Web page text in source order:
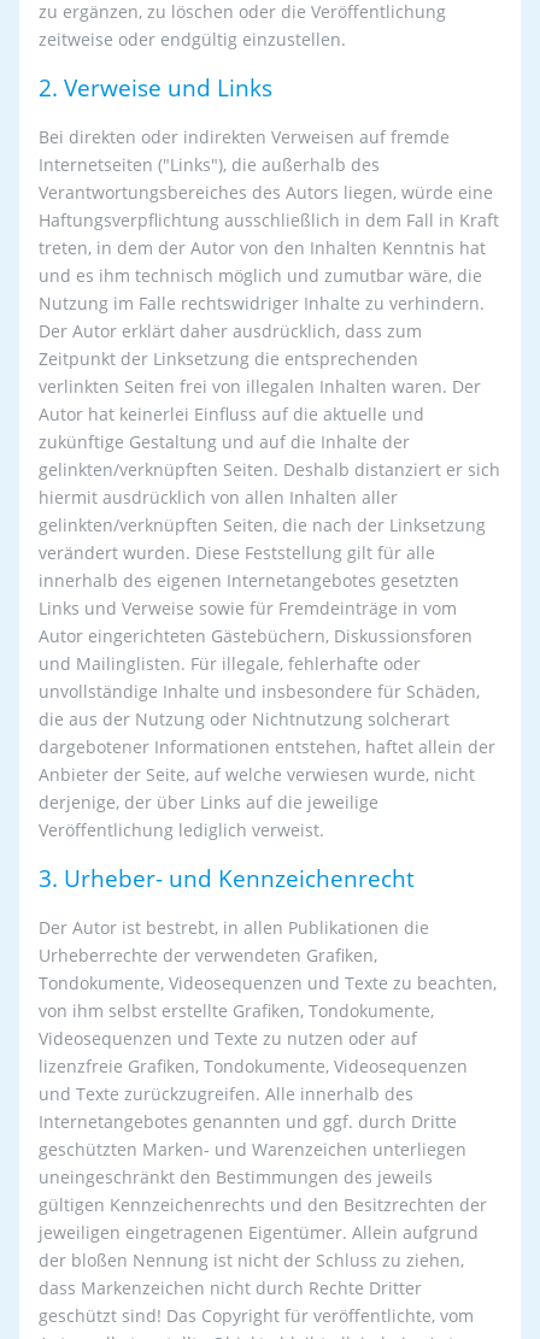
zu ergänzen, zu löschen oder die Veröffentlichung
zeitweise oder endgültig einzustellen.
2. Verweise und Links
Bei direkten oder indirekten Verweisen auf fremde
Internetseiten ("Links"), die außerhalb des
Verantwortungsbereiches des Autors liegen, würde eine
Haftungsverpflichtung ausschließlich in dem Fall in Kraft
treten, in dem der Autor von den Inhalten Kenntnis hat
und es ihm technisch möglich und zumutbar wäre, die
Nutzung im Falle rechtswidriger Inhalte zu verhindern.
Der Autor erklärt daher ausdrücklich, dass zum
Zeitpunkt der Linksetzung die entsprechenden
verlinkten Seiten frei von illegalen Inhalten waren. Der
Autor hat keinerlei Einfluss auf die aktuelle und
zukünftige Gestaltung und auf die Inhalte der
gelinkten/verknüpften Seiten. Deshalb distanziert er sich
hiermit ausdrücklich von allen Inhalten aller
gelinkten/verknüpften Seiten, die nach der Linksetzung
verändert wurden. Diese Feststellung gilt für alle
innerhalb des eigenen Internetangebotes gesetzten
Links und Verweise sowie für Fremdeinträge in vom
Autor eingerichteten Gästebüchern, Diskussionsforen
und Mailinglisten. Für illegale, fehlerhafte oder
unvollständige Inhalte und insbesondere für Schäden,
die aus der Nutzung oder Nichtnutzung solcherart
dargebotener Informationen entstehen, haftet allein der
Anbieter der Seite, auf welche verwiesen wurde, nicht
derjenige, der über Links auf die jeweilige
Veröffentlichung lediglich verweist.
3. Urheber- und Kennzeichenrecht
Der Autor ist bestrebt, in allen Publikationen die
Urheberrechte der verwendeten Grafiken,
Tondokumente, Videosequenzen und Texte zu beachten,
von ihm selbst erstellte Grafiken, Tondokumente,
Videosequenzen und Texte zu nutzen oder auf
lizenzfreie Grafiken, Tondokumente, Videosequenzen
und Texte zurückzugreifen. Alle innerhalb des
Internetangebotes genannten und ggf. durch Dritte
geschützten Marken- und Warenzeichen unterliegen
uneingeschränkt den Bestimmungen des jeweils
gültigen Kennzeichenrechts und den Besitzrechten der
jeweiligen eingetragenen Eigentümer. Allein aufgrund
der bloßen Nennung ist nicht der Schluss zu ziehen,
dass Markenzeichen nicht durch Rechte Dritter
geschützt sind! Das Copyright für veröffentlichte, vom